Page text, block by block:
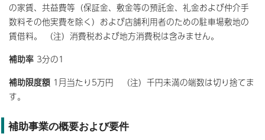
の家賃、共益費等（保証金、敷金等の預託金、礼金および仲介手
数料その他実費を除く）および店舗利用者のための駐車場敷地の
賃借料。 （注）消費税および地方消費税は含みません。
補助率 3分の1
補助限度額 1月当たり5万円 （注）千円未満の端数は切り捨てま
す。
補助事業の概要および要件